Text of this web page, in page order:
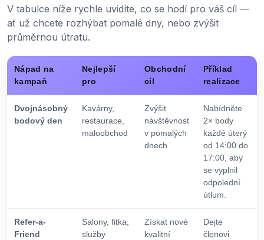
V tabulce níže rychle uvidíte, co se hodí pro váš cíl —
ať už chcete rozhýbat pomalé dny, nebo zvýšit
průměrnou útratu.
Nápad na
kampaň
Nejlepší
pro
Obchodní
cíl
Příklad
realizace
Dvojnásobný
bodový den
Kavárny,
restaurace,
maloobchod
Zvýšit
návštěvnost
v pomalých
dnech
Nabídněte
2× body
každé úterý
od 14:00 do
17:00, aby
se vyplnil
odpolední
útlum.
Refer-a-
Friend
Salony, fitka,
služby
Získat nové
kvalitní
Dejte
členovi